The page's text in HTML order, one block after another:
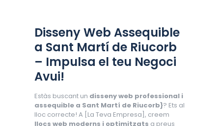
Disseny Web Assequible
a Sant Martí de Riucorb
– Impulsa el teu Negoci
Avui!
Estàs buscant un disseny web professional i
assequible a Sant Martí de Riucorb}? Ets al
lloc correcte! A [La Teva Empresa], creem
llocs web moderns i optimitzats a preus